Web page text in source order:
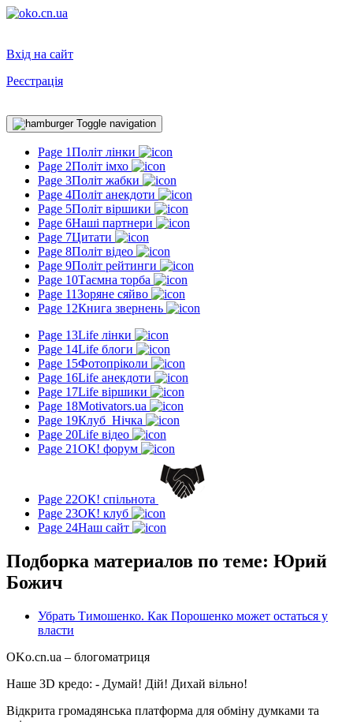
Вхід на сайт
Реєстрація
Toggle navigation
Page 1Політ лінки
Page 2Політ імхо
Page 3Політ жабки
Page 4Політ анекдоти
Page 5Політ віршики
Page 6Наші партнери
Page 7Цитати
Page 8Політ відео
Page 9Політ рейтинги
Page 10Таємна торба
Page 11Зоряне сяйво
Page 12Книга звернень
Page 13Life лінки
Page 14Life блоги
Page 15Фотопріколи
Page 16Life анекдоти
Page 17Life віршики
Page 18Motivators.ua
Page 19Клуб_Нічка
Page 20Life відео
Page 21ОК! форум
Page 22ОК! спільнота
Page 23ОК! клуб
Page 24Наш сайт
Подборка материалов по теме: Юрий
Божич
Убрать Тимошенко. Как Порошенко может остаться у
власти
OKo.cn.ua – блогоматриця
Наше 3D кредо: - Думай! Дій! Дихай вільно!
Відкрита громадянська платформа для обміну думками та